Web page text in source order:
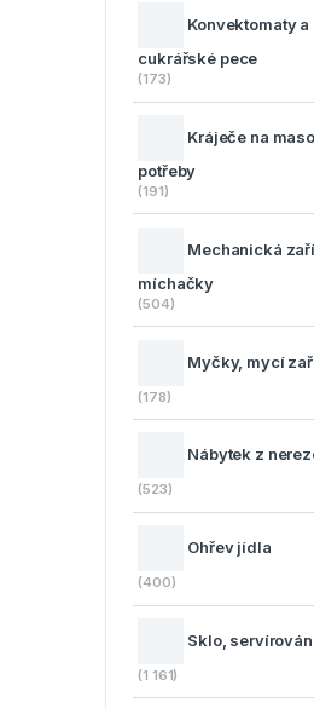
Konvektomaty
cukrářské pece
(173)
Kráječe na
potřeby
(191)
Mechanická
míchačky
(504)
Myčky, mycí
(178)
Nábytek z
(523)
Ohřev jídla
(400)
Sklo,
(1 161)